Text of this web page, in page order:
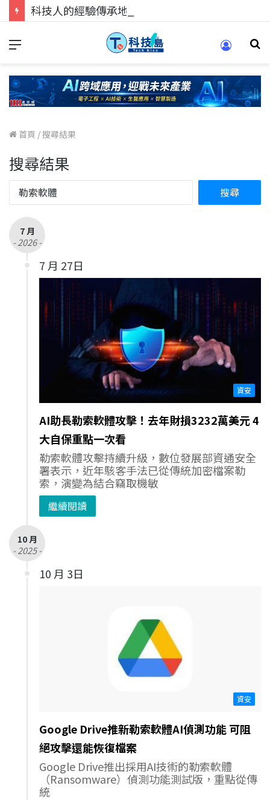
首頁 /搜尋結果
搜尋結果
7 月
- 2026 -
7 月 27日
資安
AI助長勒索軟體攻擊！去年財損3232萬美元 4
大自保重點一次看
勒索軟體攻擊持續升級，數位發展部資通安全
署表示，近年駭客手法已從傳統加密檔案勒
索，演變為結合竊取機敏
繼續閱讀
10 月
- 2025 -
10 月 3日
資安
Google Drive推新勒索軟體AI偵測功能 可阻
絕攻擊還能恢復檔案
Google Drive推出採用AI技術的勒索軟體
（Ransomware）偵測功能測試版，重點從傳
統